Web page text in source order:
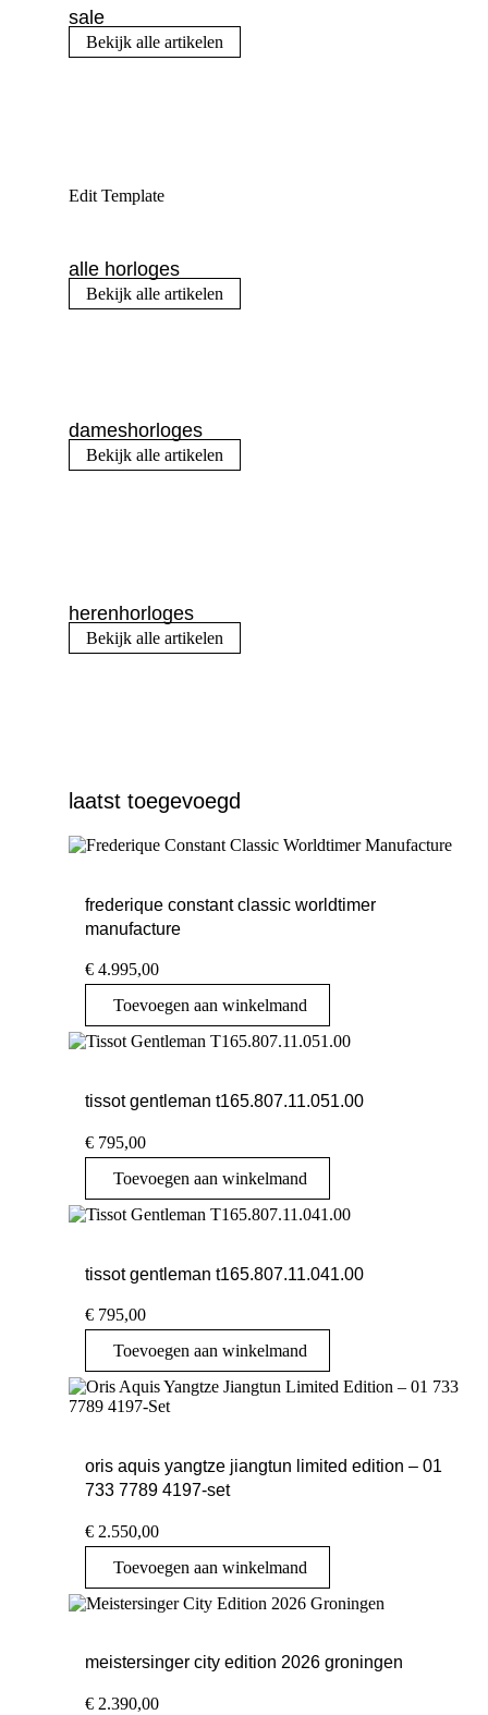
sale
Bekijk alle artikelen
Edit Template
alle horloges
Bekijk alle artikelen
dameshorloges
Bekijk alle artikelen
herenhorloges
Bekijk alle artikelen
laatst toegevoegd
frederique constant classic worldtimer
manufacture
€ 4.995,00
Toevoegen aan winkelmand
tissot gentleman t165.807.11.051.00
€ 795,00
Toevoegen aan winkelmand
tissot gentleman t165.807.11.041.00
€ 795,00
Toevoegen aan winkelmand
oris aquis yangtze jiangtun limited edition – 01
733 7789 4197-set
€ 2.550,00
Toevoegen aan winkelmand
meistersinger city edition 2026 groningen
€ 2.390,00